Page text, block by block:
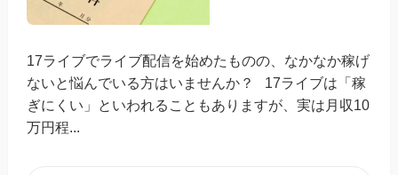
17ライブでライブ配信を始めたものの、なかなか稼げ
ないと悩んでいる方はいませんか？ 17ライブは「稼
ぎにくい」といわれることもありますが、実は月収10
万円程...